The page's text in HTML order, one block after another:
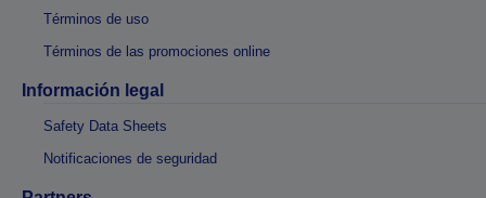
Términos de uso
Términos de las promociones online
Información legal
Safety Data Sheets
Notificaciones de seguridad